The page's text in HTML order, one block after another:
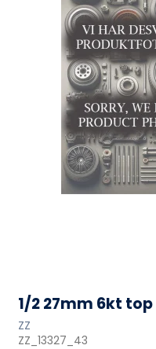
1/2 27mm 6kt top
ZZ
ZZ_13327_43